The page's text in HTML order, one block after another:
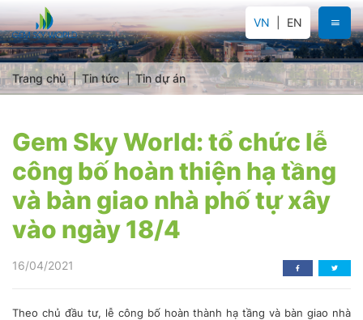
VN EN
Trang chủ Tin tức Tin dự án
Gem Sky World: tổ chức lễ
công bố hoàn thiện hạ tầng
và bàn giao nhà phố tự xây
vào ngày 18/4
16/04/2021
Theo chủ đầu tư, lễ công bố hoàn thành hạ tầng và bàn giao nhà